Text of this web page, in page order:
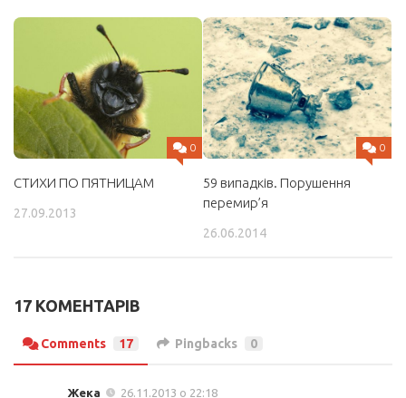
0
СТИХИ ПО ПЯТНИЦАМ
27.09.2013
0
59 випадків. Порушення
перемир’я
26.06.2014
17 КОМЕНТАРІВ
Comments 17 Pingbacks 0
Жека 26.11.2013 о 22:18